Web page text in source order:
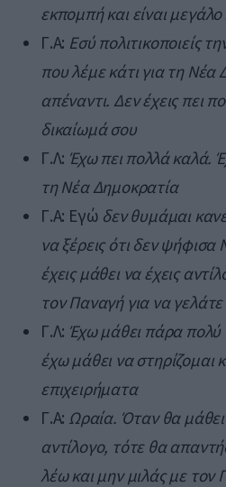
εκπομπή και είναι
Γ.Α: Εσύ πολιτικοποιείς
που λέμε κάτι για τη Νέα
απέναντι. Δεν έχεις πει
δικαίωμά σου
Γ.Λ: Έχω πει πολλά καλά.
τη Νέα Δημοκρατία
Γ.Α: Εγώ δεν θυμάμαι
να ξέρεις ότι δεν
έχεις μάθει να έχεις
τον Παναγή για να γελάτε
Γ.Λ: Έχω μάθει πάρα πολύ
έχω μάθει να στηρίζομαι
επιχειρήματα
Γ.Α: Ωραία. Όταν θα
αντίλογο, τότε θα
λέω και μην μιλάς με